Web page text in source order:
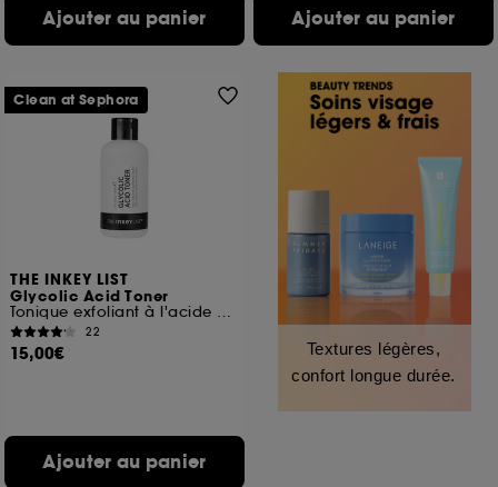
Ajouter au panier Ajouter au panier
THE INKEY LIST
Glycolic Acid Toner
Tonique exfoliant à l'acide glycolique
22
15,00€
Ajouter au panier
Clean at Sephora
Textures légères,
confort longue durée.